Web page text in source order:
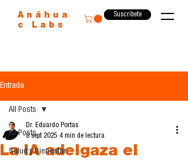
Anáhua
c Labs
Suscríbete
Entrada
All Posts
Salud y Bienestar
All Posts
La IA adelgaza el
Dr. Eduardo Portas
8 sept 2025 4 min de lectura